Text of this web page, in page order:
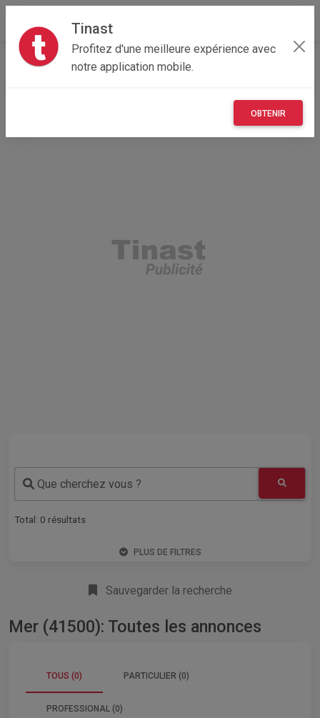
Tinast
Profitez d'une meilleure expérience avec
notre application mobile.
OBTENIR
Accueil Recherche
Centre-Val de Loire
Que cherchez vous ?
Total: 0 résultats
PLUS DE FILTRES
Sauvegarder la recherche
Mer (41500): Toutes les annonces
TOUS (0) PARTICULIER (0)
PROFESSIONAL (0)